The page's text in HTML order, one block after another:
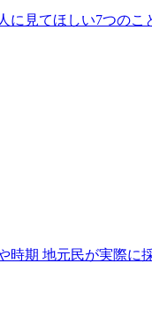
に見てほしい7つのこ
時期 地元民が実際に